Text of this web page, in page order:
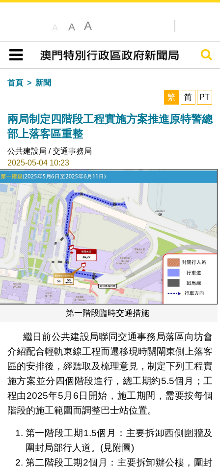
A A A
目錄
搜尋
首頁
新聞
繁
简 PT
兩局制定四階段工程實施方案推進原特警總
部上落客區重整
公共建設局 / 交通事務局
2025-05-04 10:23
第一階段臨時交通措施
繼日前公共建設局聯同交通事務局落區向坊會
介紹配合輕軌東線工程而遷移現時關閘東側上落客
區的安排後，經聽取及梳理意見，制定下列工程實
施方案並分四個階段進行，總工期約5.5個月；工
程由2025年5月6日開始，施工期間，需要按每個
階段的施工範圍而調整巴士站位置。
第一階段工期1.5個月：主要拆卸西側圍牆及
圍封局部行人道。(見附圖)
第二階段工期2個月：主要拆卸辦公樓，圍封